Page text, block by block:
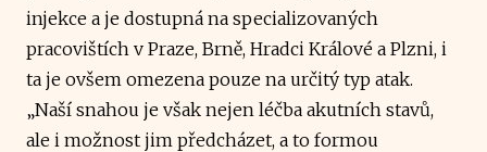
injekce a je dostupná na specializovaných
pracovištích v Praze, Brně, Hradci Králové a Plzni, i
ta je ovšem omezena pouze na určitý typ atak.
„Naší snahou je však nejen léčba akutních stavů,
ale i možnost jim předcházet, a to formou